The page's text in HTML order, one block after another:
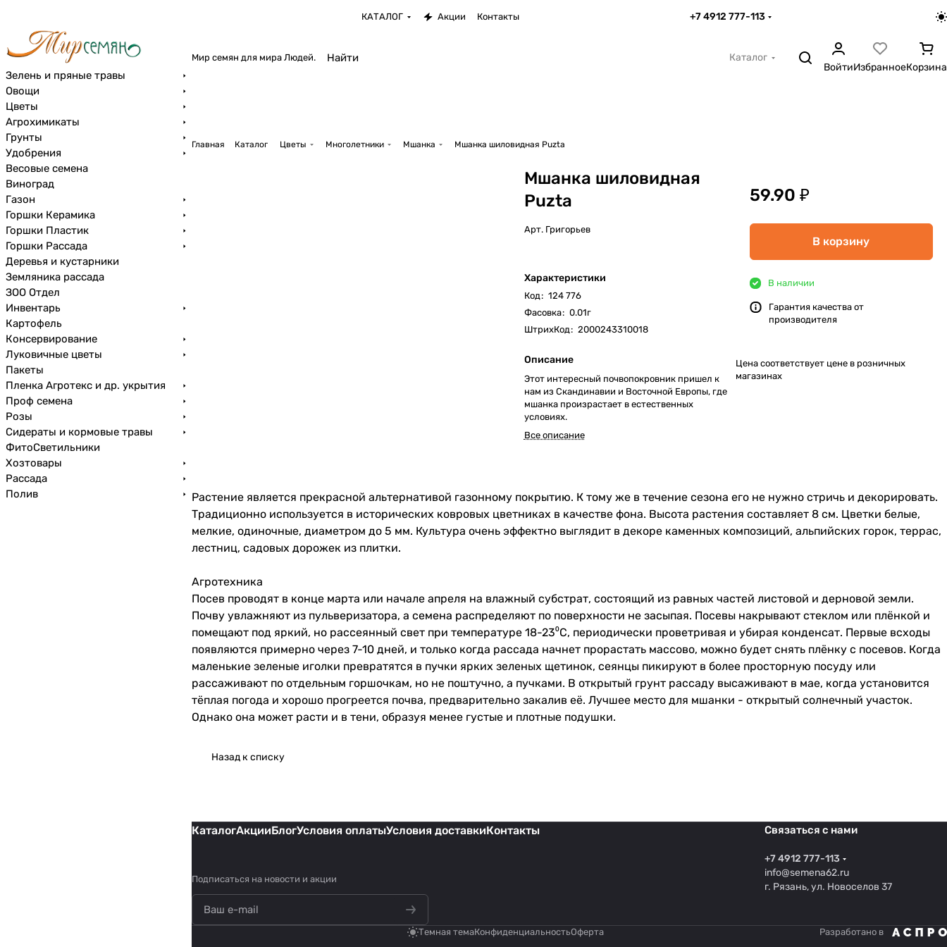
КАТАЛОГ Акции Контакты +7 4912 777-113
Мир семян для мира Людей.
Каталог
ВойтиИзбранноеКорзина
Главная Каталог Цветы Многолетники Мшанка Мшанка шиловидная Puzta
Мшанка шиловидная
Puzta
Арт. Григорьев
Характеристики
Код: 124 776
Фасовка: 0.01г
ШтрихКод: 2000243310018
Описание
Этот интересный почвопокровник пришел к
нам из Скандинавии и Восточной Европы, где
мшанка произрастает в естественных
условиях.
Все описание
59.90 ₽
В корзину
В наличии
Гарантия качества от
производителя
Цена соответствует цене в розничных
магазинах
Растение является прекрасной альтернативой газонному покрытию. К тому же в течение сезона его не нужно стричь и декорировать.
Традиционно используется в исторических ковровых цветниках в качестве фона. Высота растения составляет 8 см. Цветки белые,
мелкие, одиночные, диаметром до 5 мм. Культура очень эффектно выглядит в декоре каменных композиций, альпийских горок, террас,
лестниц, садовых дорожек из плитки.
Агротехника
Посев проводят в конце марта или начале апреля на влажный субстрат, состоящий из равных частей листовой и дерновой земли.
Почву увлажняют из пульверизатора, а семена распределяют по поверхности не засыпая. Посевы накрывают стеклом или плёнкой и
помещают под яркий, но рассеянный свет при температуре 18-23⁰C, периодически проветривая и убирая конденсат. Первые всходы
появляются примерно через 7-10 дней, и только когда рассада начнет прорастать массово, можно будет снять плёнку с посевов. Когда
маленькие зеленые иголки превратятся в пучки ярких зеленых щетинок, сеянцы пикируют в более просторную посуду или
рассаживают по отдельным горшочкам, но не поштучно, а пучками. В открытый грунт рассаду высаживают в мае, когда установится
тёплая погода и хорошо прогреется почва, предварительно закалив её. Лучшее место для мшанки - открытый солнечный участок.
Однако она может расти и в тени, образуя менее густые и плотные подушки.
Назад к списку
КаталогАкцииБлогУсловия оплатыУсловия доставкиКонтакты
Подписаться на новости и акции
Связаться с нами
+7 4912 777-113
info@semena62.ru
г. Рязань, ул. Новоселов 37
Темная темаКонфиденциальностьОферта Разработано в
Зелень и пряные травы
Овощи
Цветы
Агрохимикаты
Грунты
Удобрения
Весовые семена
Виноград
Газон
Горшки Керамика
Горшки Пластик
Горшки Рассада
Деревья и кустарники
Земляника рассада
ЗОО Отдел
Инвентарь
Картофель
Консервирование
Луковичные цветы
Пакеты
Пленка Агротекс и др. укрытия
Проф семена
Розы
Сидераты и кормовые травы
ФитоСветильники
Хозтовары
Рассада
Полив